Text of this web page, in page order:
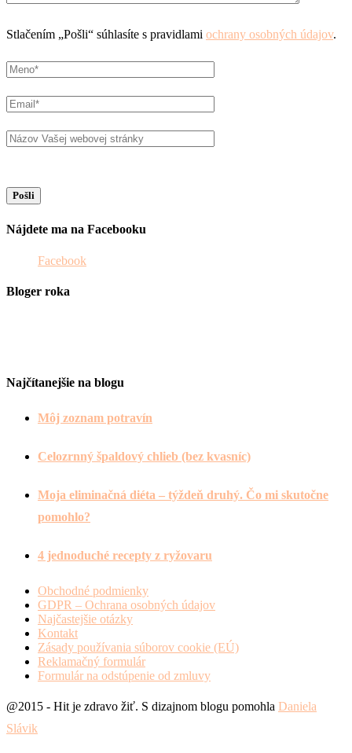
Stlačením „Pošli“ súhlasíte s pravidlami ochrany osobných údajov.
Nájdete ma na Facebooku
Facebook
Bloger roka
Najčítanejšie na blogu
Môj zoznam potravín
Celozrnný špaldový chlieb (bez kvasníc)
Moja eliminačná diéta – týždeň druhý. Čo mi skutočne
pomohlo?
4 jednoduché recepty z ryžovaru
Obchodné podmienky
GDPR – Ochrana osobných údajov
Najčastejšie otázky
Kontakt
Zásady používania súborov cookie (EÚ)
Reklamačný formulár
Formulár na odstúpenie od zmluvy
@2015 - Hit je zdravo žiť. S dizajnom blogu pomohla Daniela
Slávik